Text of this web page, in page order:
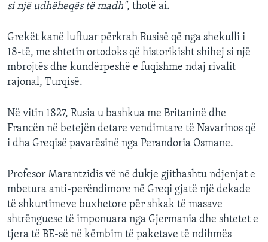
si një udhëheqës të madh", thotë ai.
Grekët kanë luftuar përkrah Rusisë që nga shekulli i
18-të, me shtetin ortodoks që historikisht shihej si një
mbrojtës dhe kundërpeshë e fuqishme ndaj rivalit
rajonal, Turqisë.
Në vitin 1827, Rusia u bashkua me Britaninë dhe
Francën në betejën detare vendimtare të Navarinos që
i dha Greqisë pavarësinë nga Perandoria Osmane.
Profesor Marantzidis vë në dukje gjithashtu ndjenjat e
mbetura anti-perëndimore në Greqi gjatë një dekade
të shkurtimeve buxhetore për shkak të masave
shtrënguese të imponuara nga Gjermania dhe shtetet e
tjera të BE-së në këmbim të paketave të ndihmës